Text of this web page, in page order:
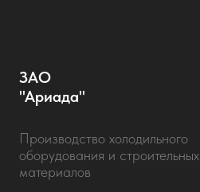
ЗАО
"Ариада"
Производство холодильного
оборудования и строительных
материалов